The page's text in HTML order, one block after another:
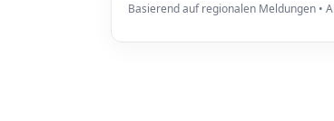
Basierend auf regionalen Meldungen •